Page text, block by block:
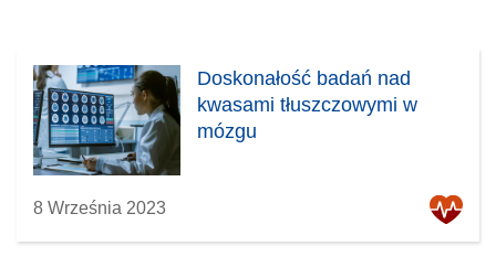
Doskonałość badań nad
kwasami tłuszczowymi w
mózgu
8 Września 2023